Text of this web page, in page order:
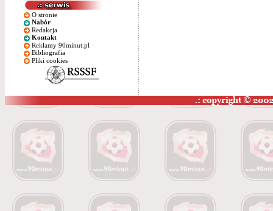
O stronie
Nabór
Redakcja
Kontakt
Reklamy 90minut.pl
Bibliografia
Pliki cookies